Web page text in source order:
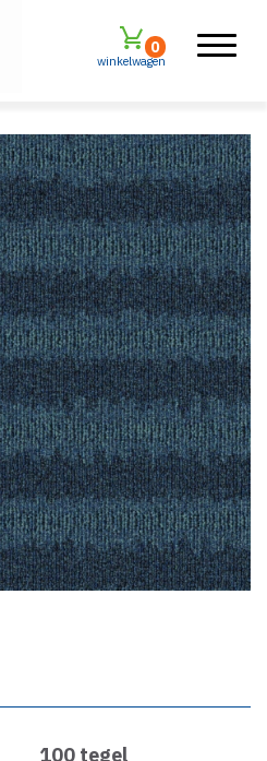
winkelwagen
0
100 tegel